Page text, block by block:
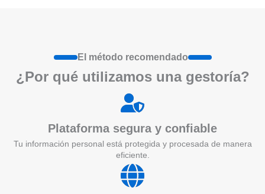
El método recomendado
¿Por qué utilizamos una gestoría?
Plataforma segura y confiable
Tu información personal está protegida y procesada de manera
eficiente.